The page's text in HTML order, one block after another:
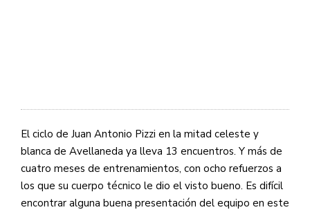
El ciclo de Juan Antonio Pizzi en la mitad celeste y
blanca de Avellaneda ya lleva 13 encuentros. Y más de
cuatro meses de entrenamientos, con ocho refuerzos a
los que su cuerpo técnico le dio el visto bueno. Es difícil
encontrar alguna buena presentación del equipo en este